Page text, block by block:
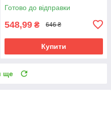
Готово до відправки
548,99 ₴ 646 ₴
Купити
ще